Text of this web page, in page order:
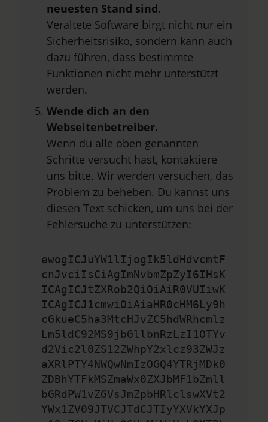
neuesten Stand sind.
Veraltete Software birgt nicht nur ein
Sicherheitsrisiko, sondern kann auch
dazu führen, dass bestimmte
Funktionen nicht mehr unterstützt
werden.
Wende dich an den
Webseitenbetreiber.
Wenn du alle oben genannten
Schritte versucht hast, kontaktiere
uns bitte. Wir werden versuchen, das
Problem zu beheben. Du kannst uns
diesen Text schicken, um uns bei der
Fehlersuche zu unterstützen:
ewogICJuYW1lIjogIk5ldHdvcmtF
cnJvciIsCiAgImNvbmZpZyI6IHsK
ICAgICJtZXRob2QiOiAiR0VUIiwK
ICAgICJ1cmwiOiAiaHR0cHM6Ly9h
cGkueC5ha3MtcHJvZC5hdWRhcmlz
Lm5ldC92MS9jbGllbnRzLzI1OTYv
d2Vic2l0ZS12ZWhpY2xlcz93ZWJz
aXRlPTY4NWQwNmIzOGQ4YTRjMDk0
ZDBhYTFkMSZmaWx0ZXJbMF1bZmll
bGRdPW1vZGVsJmZpbHRlclswXVt2
YWx1ZV09JTVCJTdCJTIyYXVkYXJp